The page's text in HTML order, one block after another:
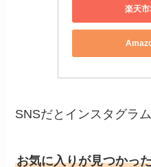
楽天
SNSだとインスタグラ
お気に入りが見つかっ